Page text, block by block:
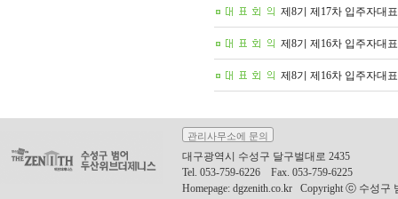
제8기 제17차 입주자대
제8기 제16차 입주자대
제8기 제16차 입주자대
관리사무소에 문의
대구광역시 수성구 달구벌대로 2435
Tel. 053-759-6226 Fax. 053-759-6225
Homepage: dgzenith.co.kr Copyright ⓒ 수성구